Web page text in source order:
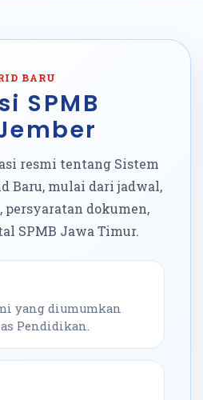
BARU
SPMB
resmi tentang Sistem
Baru, mulai dari jadwal,
persyaratan dokumen,
SPMB Jawa Timur.
yang diumumkan
Pendidikan.